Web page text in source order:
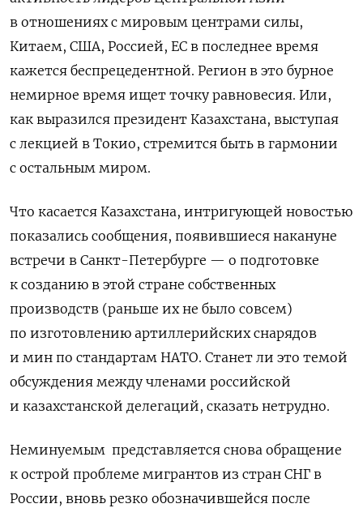
в отношениях с мировым центрами силы,
Китаем, США, Россией, ЕС в последнее время
кажется беспрецедентной. Регион в это бурное
немирное время ищет точку равновесия. Или,
как выразился президент Казахстана, выступая
с лекцией в Токио, стремится быть в гармонии
с остальным миром.
Что касается Казахстана, интригующей новостью
показались сообщения, появившиеся накануне
встречи в Санкт-Петербурге — о подготовке
к созданию в этой стране собственных
производств (раньше их не было совсем)
по изготовлению артиллерийских снарядов
и мин по стандартам НАТО. Станет ли это темой
обсуждения между членами российской
и казахстанской делегаций, сказать нетрудно.
Неминуемым представляется снова обращение
к острой проблеме мигрантов из стран СНГ в
России, вновь резко обозначившейся после